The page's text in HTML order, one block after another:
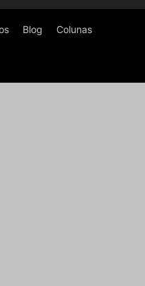
Blog Colunas